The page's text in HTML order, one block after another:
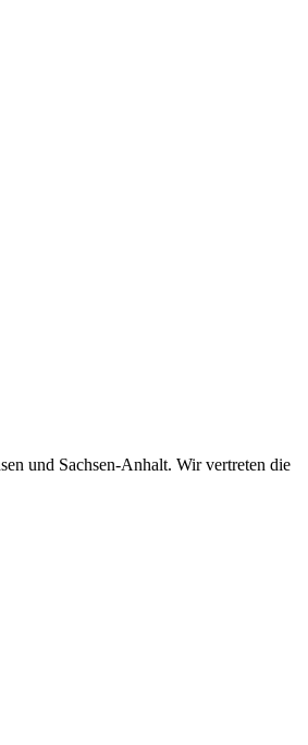
und Sachsen-Anhalt. Wir vertreten die